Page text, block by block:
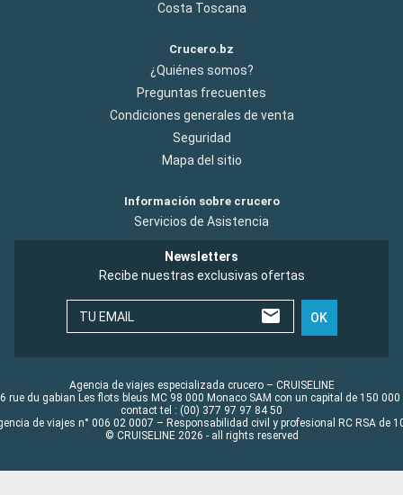
Costa Toscana
Crucero.bz
¿Quiénes somos?
Preguntas frecuentes
Condiciones generales de venta
Seguridad
Mapa del sitio
Información sobre crucero
Servicios de Asistencia
Newsletters
Recibe nuestras exclusivas ofertas
TU EMAIL OK
Agencia de viajes especializada crucero – CRUISELINE
rue du gabian Les flots bleus MC 98 000 Monaco SAM con un capital de 150 000
contact tel : (00) 377 97 97 84 50
de viajes n° 006 02 0007 – Responsabilidad civil y profesional RC RSA de
© CRUISELINE 2026 - all rights reserved